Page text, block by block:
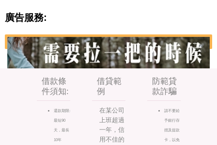
廣告服務:
借款條
件須知:
還款期限:
最短90
天，最長
10年
借貸範
例
在某公司
上班超過
一年，信
用不佳的
防範貸
款詐騙
請不要給
予銀行存
摺及提款
卡，以免